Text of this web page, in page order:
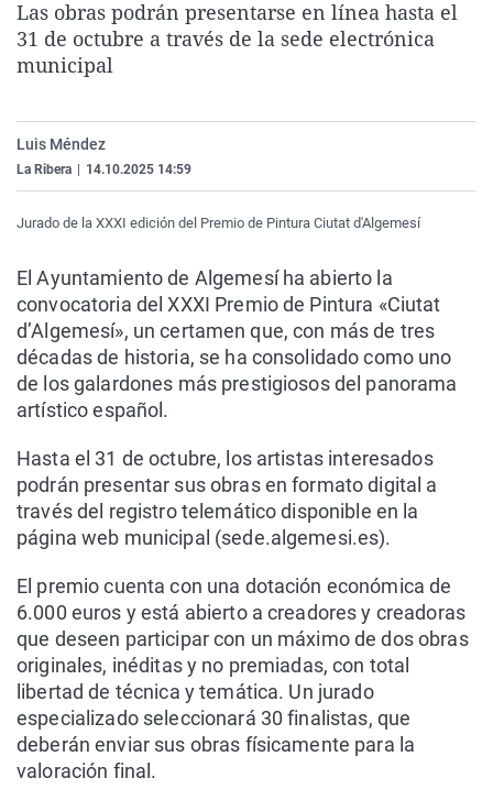
La rosa de los vientos
Caso
Extremadura
Virales
Las obras podrán presentarse en línea hasta el
31 de octubre a través de la sede electrónica
municipal
Luis Méndez
La Ribera 14.10.2025 14:59
Jurado de la XXXI edición del Premio de Pintura Ciutat d'Algemesí
El Ayuntamiento de Algemesí ha abierto la
convocatoria del XXXI Premio de Pintura «Ciutat
d’Algemesí», un certamen que, con más de tres
décadas de historia, se ha consolidado como uno
de los galardones más prestigiosos del panorama
artístico español.
Hasta el 31 de octubre, los artistas interesados
podrán presentar sus obras en formato digital a
través del registro telemático disponible en la
página web municipal (sede.algemesi.es).
El premio cuenta con una dotación económica de
6.000 euros y está abierto a creadores y creadoras
que deseen participar con un máximo de dos obras
originales, inéditas y no premiadas, con total
libertad de técnica y temática. Un jurado
especializado seleccionará 30 finalistas, que
deberán enviar sus obras físicamente para la
valoración final.